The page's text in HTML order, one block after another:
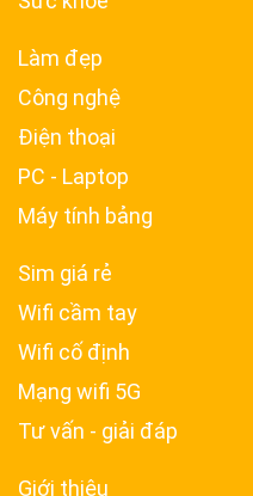
Làm đẹp
Công nghệ
Điện thoại
PC - Laptop
Máy tính bảng
Sim giá rẻ
Wifi cầm tay
Wifi cố định
Mạng wifi 5G
Tư vấn - giải đáp
Giới thiệu